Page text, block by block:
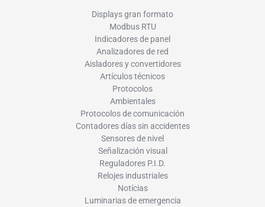
Displays gran formato
Modbus RTU
Indicadores de panel
Analizadores de red
Aisladores y convertidores
Artículos técnicos
Protocolos
Ambientales
Protocolos de comunicación
Contadores días sin accidentes
Sensores de nivel
Señalización visual
Reguladores P.I.D.
Relojes industriales
Notícias
Luminarias de emergencia